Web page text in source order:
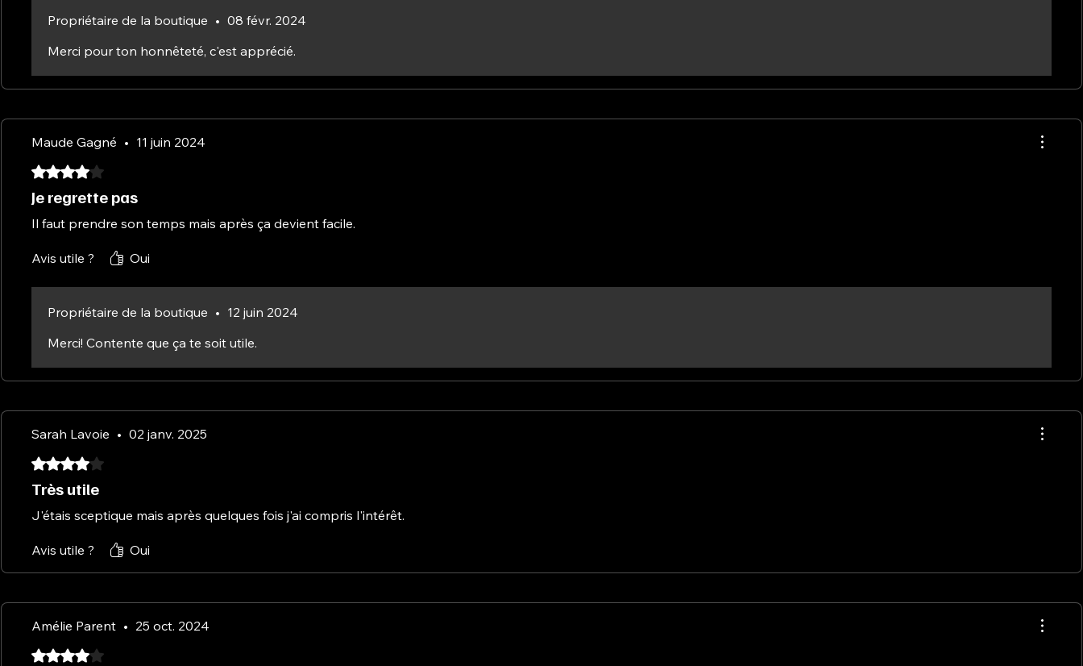
Propriétaire de la boutique • 08 févr. 2024
Merci pour ton honnêteté, c'est apprécié.
Maude Gagné • 11 juin 2024
Noté 4 sur 5.
Je regrette pas
Il faut prendre son temps mais après ça devient facile.
Avis utile ? Oui
Propriétaire de la boutique • 12 juin 2024
Merci! Contente que ça te soit utile.
Sarah Lavoie • 02 janv. 2025
Noté 4 sur 5.
Très utile
J'étais sceptique mais après quelques fois j'ai compris l'intérêt.
Avis utile ? Oui
Amélie Parent • 25 oct. 2024
Noté 4 sur 5.